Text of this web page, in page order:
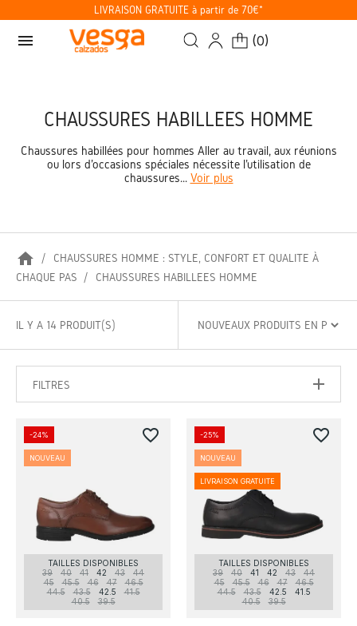
LIVRAISON GRATUITE à partir de 70€*
menu (0)
CHAUSSURES HABILLÉES HOMME
Chaussures habillées pour hommes Aller au travail, aux réunions
ou lors d'occasions spéciales nécessite l'utilisation de
chaussures... Voir plus
home
CHAUSSURES HOMME : STYLE, CONFORT ET QUALITÉ À
CHAQUE PAS
CHAUSSURES HABILLÉES HOMME
IL Y A 14 PRODUIT(S)
FILTRES
TAILLES DISPONIBLES
39
40 41 42 43
44
45
45.5 46 47
46.5
44.5
43.5 42.5
41.5
40.5
39.5
-24%
NOUVEAU
favorite_border
TAILLES DISPONIBLES
39
40 41 42 43
44
45
45.5 46 47
46.5
44.5
43.5 42.5
41.5
40.5
39.5
-25%
NOUVEAU
LIVRAISON GRATUITE
favorite_border